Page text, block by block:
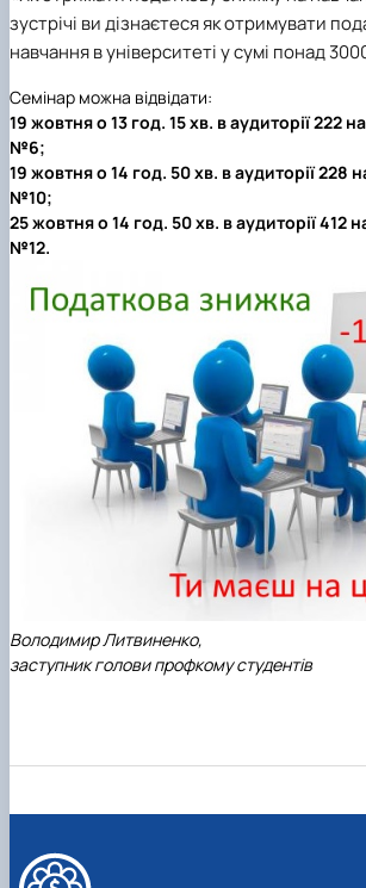
Проєкт «Розвиток
та мереж для
зустрічі ви дізнаєтеся як отримувати
навчання в університеті у сумі понад
Семінар можна відвідати:
19 жовтня о 13 год. 15 хв. в аудиторії 222
№6;
19 жовтня о 14 год. 50 хв. в аудиторії 228
№10;
25 жовтня о 14 год. 50 хв. в аудиторії 412
№12.
Володимир Литвиненко,
заступник голови профкому студентів